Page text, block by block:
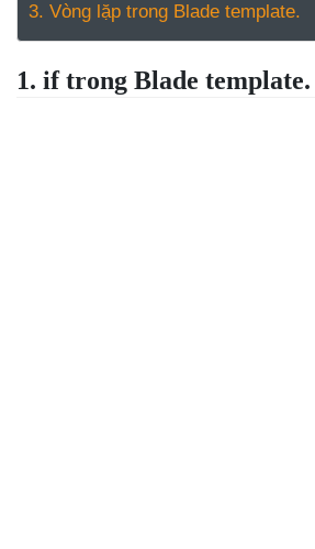
3. Vòng lặp trong Blade template.
1. if trong Blade template.